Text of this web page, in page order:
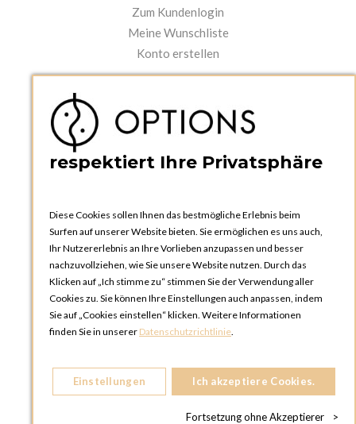
Zum Kundenlogin
Meine Wunschliste
Konto erstellen
Kataloge und Bestellschein
Bedienungsanleitungen
OPTIONS ZÜRICH
Steinackerstrasse 55,
8302 Kloten
SCHWEIZ
OPTIONS GENF
respektiert Ihre Privatsphäre
Diese Cookies sollen Ihnen das bestmögliche Erlebnis beim
Surfen auf unserer Website bieten. Sie ermöglichen es uns auch,
Ihr Nutzererlebnis an Ihre Vorlieben anzupassen und besser
nachzuvollziehen, wie Sie unsere Website nutzen. Durch das
Klicken auf „Ich stimme zu“ stimmen Sie der Verwendung aller
Cookies zu. Sie können Ihre Einstellungen auch anpassen, indem
Sie auf „Cookies einstellen“ klicken. Weitere Informationen
finden Sie in unserer Datenschutzrichtlinie.
Einstellungen Ich akzeptiere Cookies.
Fortsetzung ohne Akzeptierer >